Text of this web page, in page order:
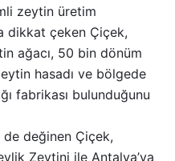
zeytin üretim
dikkat çeken Çiçek,
ağacı, 50 bin dönüm
hasadı ve bölgede
fabrikası bulunduğunu
değinen Çiçek,
Zeytini ile Antalya’ya